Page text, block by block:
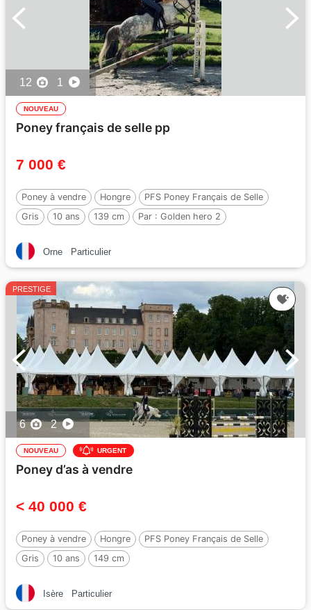
12 1
NOUVEAU
Poney français de selle pp
7 000 €
Poney à vendre Hongre
PFS Poney Français de Selle
Gris
10 ans 139 cm Par : Golden hero 2
Orne Particulier
PRESTIGE
6 2
NOUVEAU URGENT
Poney d’as à vendre
< 40 000 €
Poney à vendre Hongre
PFS Poney Français de Selle
Gris
10 ans 149 cm
Isère Particulier